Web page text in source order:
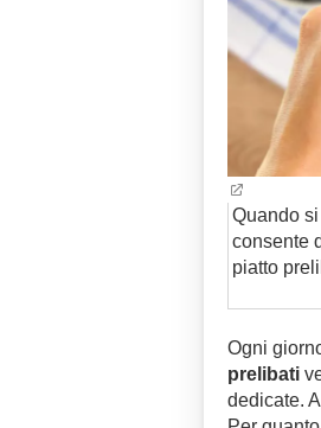
Quando
consente
piatto
Ogni
prelibati
dedicate.